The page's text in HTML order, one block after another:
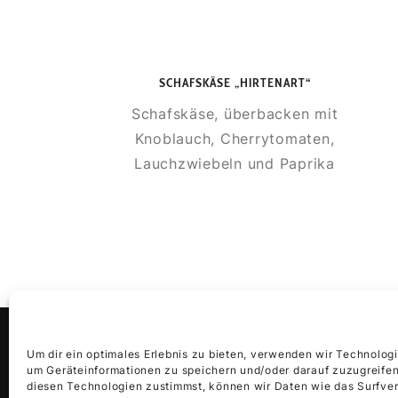
Um dir ein optimales Erlebnis zu bieten, verwenden wir
um Geräteinformationen zu speichern und/oder darauf
diesen Technologien zustimmst, können wir Daten wie das
SCHAFSKÄSE „HIRTENART“
Schafskäse, überbacken mit
Knoblauch, Cherrytomaten,
Lauchzwiebeln und Paprika
© 2023 Im Fass – Restaurant